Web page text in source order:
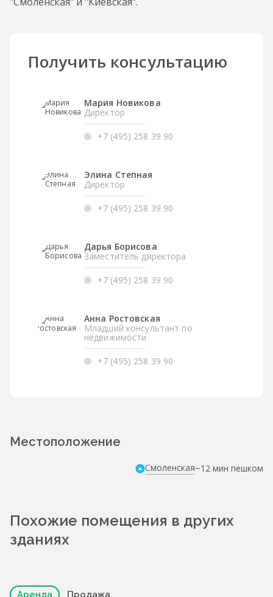
Получить консультацию
Мария Новикова
Директор
+7 (495) 258 39 90
Элина Степная
Директор
+7 (495) 258 39 90
Дарья Борисова
Заместитель директора
+7 (495) 258 39 90
Анна Ростовская
Младший консультант по
недвижимости
+7 (495) 258 39 90
Местоположение
Смоленская~12 мин пешком
Похожие помещения в других
зданиях
Аренда Продажа